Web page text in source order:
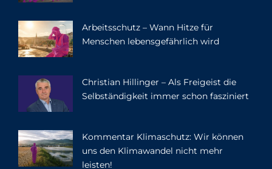
Arbeitsschutz – Wann Hitze für
Menschen lebensgefährlich wird
Christian Hillinger – Als Freigeist die
Selbständigkeit immer schon fasziniert
Kommentar Klimaschutz: Wir können
uns den Klimawandel nicht mehr
leisten!